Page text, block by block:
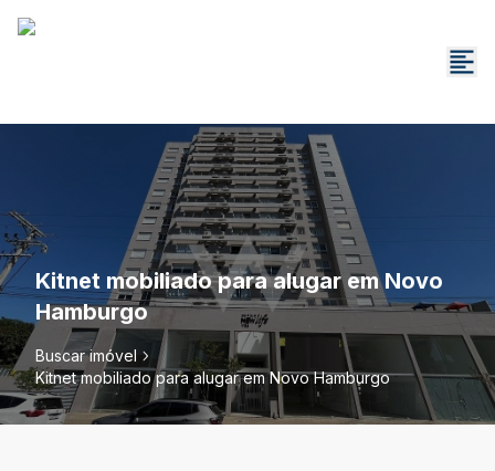
Kitnet mobiliado para alugar em Novo
Hamburgo
Buscar imóvel
Kitnet mobiliado para alugar em Novo Hamburgo